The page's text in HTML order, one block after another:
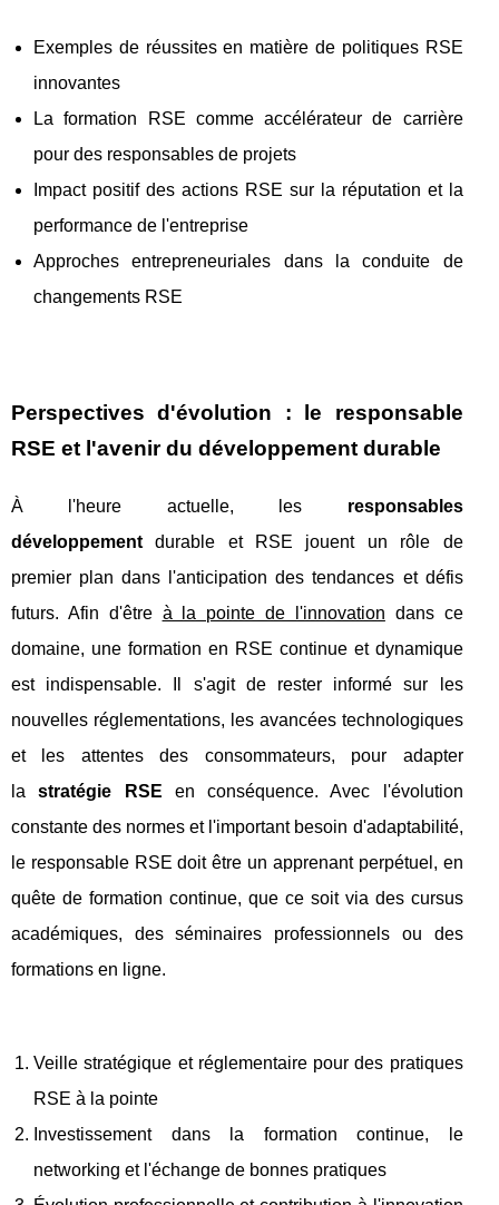
Exemples de réussites en matière de politiques RSE
innovantes
La formation RSE comme accélérateur de carrière
pour des responsables de projets
Impact positif des actions RSE sur la réputation et la
performance de l'entreprise
Approches entrepreneuriales dans la conduite de
changements RSE
Perspectives d'évolution : le responsable
RSE et l'avenir du développement durable
À l'heure actuelle, les responsables
développement durable et RSE jouent un rôle de
premier plan dans l'anticipation des tendances et défis
futurs. Afin d'être à la pointe de l'innovation dans ce
domaine, une formation en RSE continue et dynamique
est indispensable. Il s'agit de rester informé sur les
nouvelles réglementations, les avancées technologiques
et les attentes des consommateurs, pour adapter
lastratégie RSE en conséquence. Avec l'évolution
constante des normes et l'important besoin d'adaptabilité,
le responsable RSE doit être un apprenant perpétuel, en
quête de formation continue, que ce soit via des cursus
académiques, des séminaires professionnels ou des
formations en ligne.
Veille stratégique et réglementaire pour des pratiques
RSE à la pointe
Investissement dans la formation continue, le
networking et l'échange de bonnes pratiques